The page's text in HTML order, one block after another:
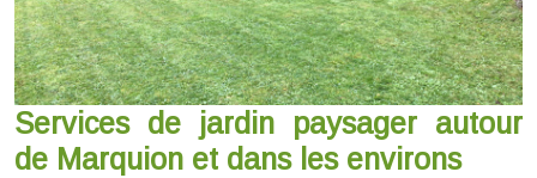
Services de jardin paysager autour
de Marquion et dans les environs